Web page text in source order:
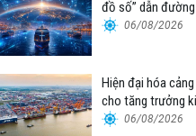
đồ số” dẫn
hải 06/08/2026
Hiện đại hóa
cho tăng trưởng
06/08/2026